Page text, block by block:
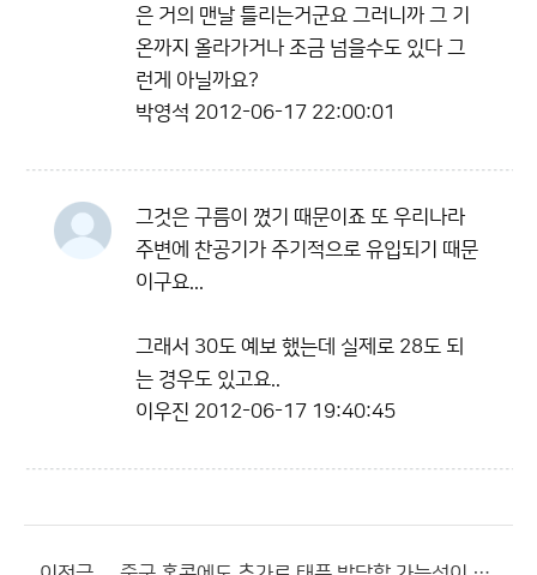
은 거의 맨날 틀리는거군요 그러니까 그 기
온까지 올라가거나 조금 넘을수도 있다 그
런게 아닐까요?
박영석 2012-06-17 22:00:01
그것은 구름이 꼈기 때문이죠 또 우리나라
주변에 찬공기가 주기적으로 유입되기 때문
이구요...
그래서 30도 예보 했는데 실제로 28도 되
는 경우도 있고요..
이우진 2012-06-17 19:40:45